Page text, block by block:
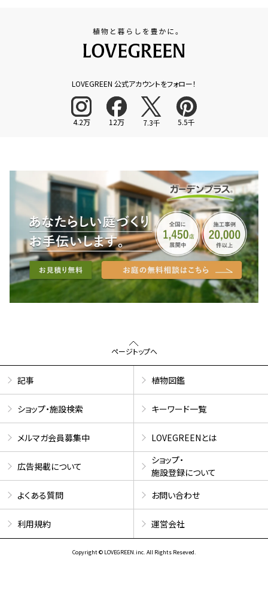
LOVEGREEN 公式アカウントをフォロー！
4.2万 12万 7.3千 5.5千
ページトップへ
記事 植物図鑑
ショップ・施設検索 キーワード一覧
メルマガ会員募集中 LOVEGREENとは
広告掲載について
ショップ・
施設登録について
よくある質問
お問い合わせ
利用規約 運営会社
Copyright © LOVEGREEN.inc. All Rights Reseved.